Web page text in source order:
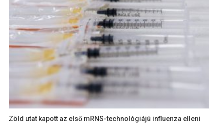
Zöld utat kapott az első mRNS-technológiájú influenza elleni